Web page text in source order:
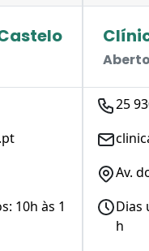
10h às 1
25
Av.
Dias
h